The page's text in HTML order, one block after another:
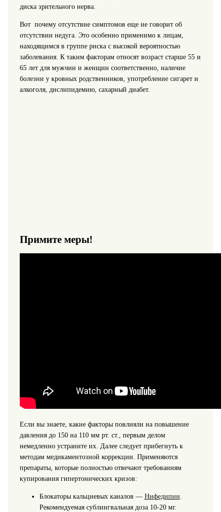
диска зрительного нерва.
Вот почему отсутствие симптомов еще не говорит об
отсутствии недуга. Это особенно применимо к лицам,
находящимся в группе риска с высокой вероятностью
заболевания. К таким факторам относят возраст старше 55 и
65 лет для мужчин и женщин соответственно, наличие
болезни у кровных родственников, употребление сигарет и
алкоголя, дислипидемию, сахарный диабет.
Примите меры!
Если вы знаете, какие факторы повлияли на повышение
давления до 150 на 110 мм рт. ст., первым делом
немедленно устраните их. Далее следует прибегнуть к
методам медикаментозной коррекции. Применяются
препараты, которые полностью отвечают требованиям
купирования гипертонических кризов:
Блокаторы кальциевых каналов — Нифедипин.
Рекомендуемая сублингвальная доза 10-20 мг.